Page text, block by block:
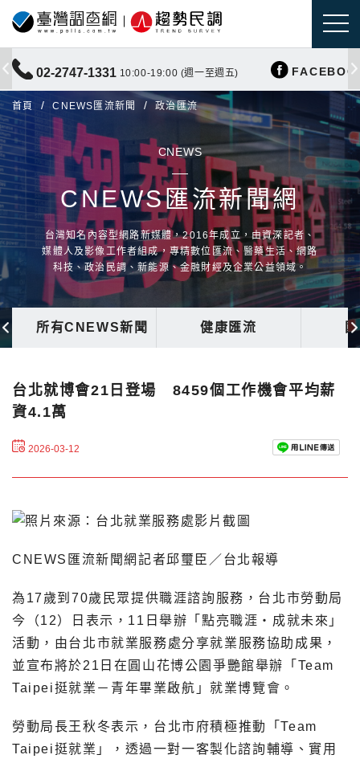
02-2747-1331 10:00-19:00 (週一至週五)
首頁 CNEWS匯流新聞 政治匯流
CNEWS
CNEWS匯流新聞網
台灣知名內容型網路新媒體，2016年成立，由資深記者、
媒體人及影像工作者組成，專精數位匯流、醫藥生活、網路
科技、政治民調、新能源、金融財經及企業公益領域。
所有CNEWS新聞 健康匯流
台北就博會21日登場 8459個工作機會平均薪
資4.1萬
2026-03-12
CNEWS匯流新聞網記者邱璽臣／台北報導
為17歲到70歲民眾提供職涯諮詢服務，台北市勞動局
今（12）日表示，11日舉辦「點亮職涯・成就未來」
活動，由台北市就業服務處分享就業服務協助成果，
並宣布將於21日在圓山花博公園爭艷館舉辦「Team
Taipei挺就業－青年畢業啟航」就業博覽會。
勞動局長王秋冬表示，台北市府積極推動「Team
Taipei挺就業」，透過一對一客製化諮詢輔導、實用